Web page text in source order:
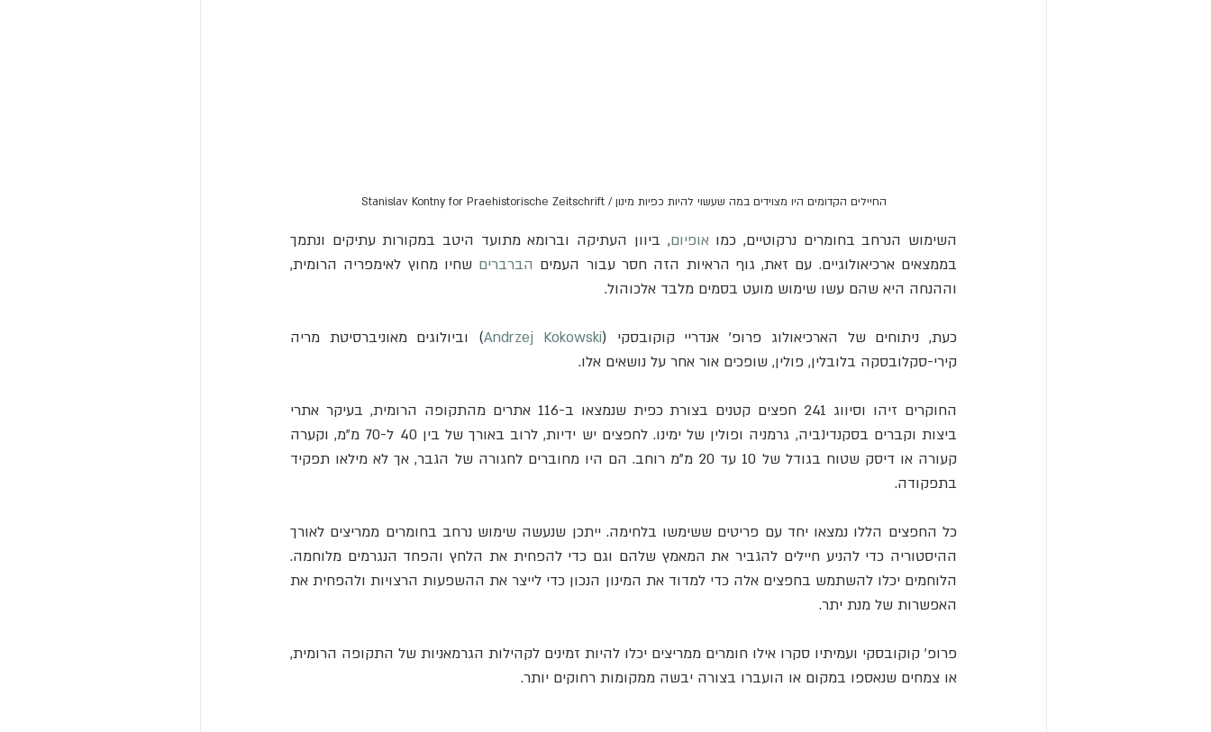
החיילים הקדומים היו מצוידים במה שעשוי להיות כפיות מינון / Stanislav Kontny for Praehistorische Zeitschrift
השימוש הנרחב בחומרים נרקוטיים, כמו אופיום
בממצאים ארכיאולוגיים. עם זאת, גוף הראיות הזה חסר עבור העמים הברברים
וההנחה היא שהם עשו שימוש מועט בסמים מלבד אלכוהול.
כעת, ניתוחים של הארכיאולוג פרופ' אנדריי קוקובסקי (Andrzej Kokowski
קירי-סקלובסקה בלובלין, פולין, שופכים אור אחר על נושאים אלו.
בתפקודה.
האפשרות של מנת יתר.
או צמחים שנאספו במקום או הועברו בצורה יבשה ממקומות רחוקים יותר.